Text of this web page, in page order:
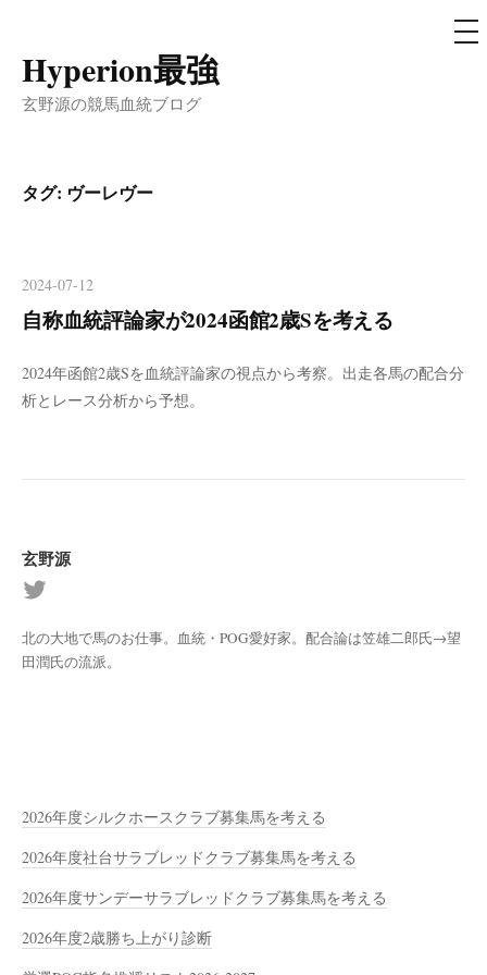
コ
ン
ツ
へ
ッ
プ
Hyperion最強
玄野源の競馬血統ブログ
メ
ニ
タグ: ヴーレヴー
2024-07-12
自称血統評論家が2024函館2歳Sを考える
2024年函館2歳Sを血統評論家の視点から考察。出走各馬の配合分
析とレース分析から予想。
玄野源
北の大地で馬のお仕事。血統・POG愛好家。配合論は笠雄二郎氏→望
田潤氏の流派。
2026年度シルクホースクラブ募集馬を考える
2026年度社台サラブレッドクラブ募集馬を考える
2026年度サンデーサラブレッドクラブ募集馬を考える
2026年度2歳勝ち上がり診断